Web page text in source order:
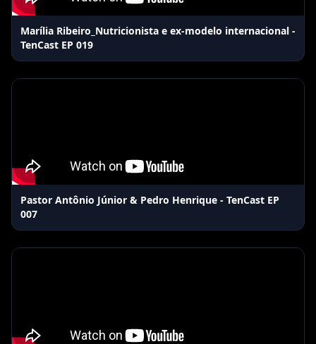
Marília Ribeiro_Nutricionista e ex-modelo internacional -
TenCast EP 019
Pastor Antônio Júnior & Pedro Henrique - TenCast EP
007